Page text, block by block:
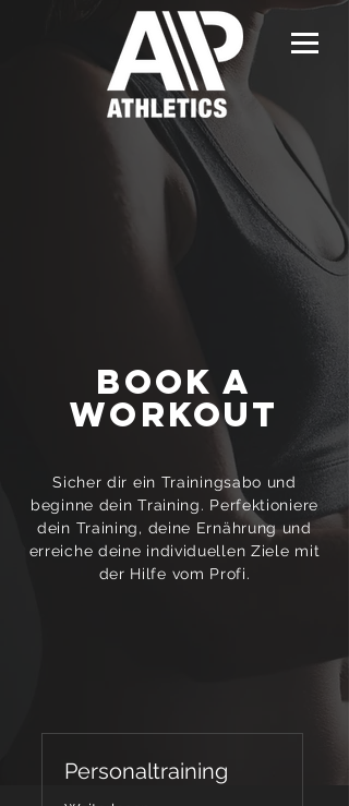
BOOK A
WORKOUT
Sicher dir ein Trainingsabo und
beginne dein Training. Perfektioniere
dein Training, deine Ernährung und
erreiche deine individuellen Ziele mit
der Hilfe vom Profi.
Personaltraining